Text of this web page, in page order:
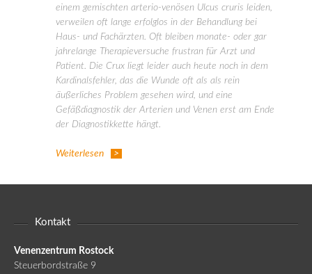
einem gemischten arterio-venösen Ulcus cruris leiden,
verweilen oft lange erfolglos in der Behandlung bei
Haus- und Fachärzten. Oft bleiben monate- oder gar
jahrelange Therapieversuche frustran für Arzt und
Patient. Die Crux liegt leider auch heute noch in dem
Kardinalsfehler, das die Wunde oft als als rein
äußerliches Problem gesehen wird, und eine
Gefäßdiagnostik der Arterien und Venen erst am Ende
der Diagnostikkette hängt.
Weiterlesen
Kontakt
Venenzentrum Rostock
Steuerbordstraße 9